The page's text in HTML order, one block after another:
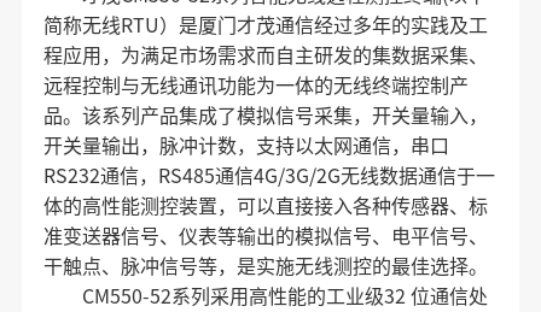
简称无线RTU）是厦门才茂通信经过多年的实践及工
程应用，为满足市场需求而自主研发的集数据采集、
远程控制与无线通讯功能为一体的无线终端控制产
品。该系列产品集成了模拟信号采集，开关量输入，
开关量输出，脉冲计数，支持以太网通信，串口
RS232通信，RS485通信4G/3G/2G无线数据通信于一
体的高性能测控装置，可以直接接入各种传感器、标
准变送器信号、仪表等输出的模拟信号、电平信号、
干触点、脉冲信号等，是实施无线测控的最佳选择。
CM550-52系列采用高性能的工业级32 位通信处